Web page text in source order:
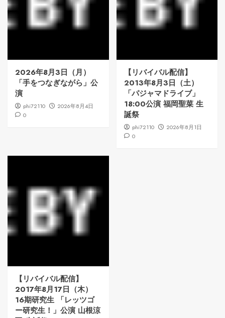
2026年8月3日（月）
「手をつなぎながら」公
演
phi72110
2026年8月4日
0
【リバイバル配信】
2013年8月3日（土）
「パジャマドライブ」
18:00公演 福岡聖菜 生
誕祭
phi72110
2026年8月1日
0
【リバイバル配信】
2017年8月17日（木）
16期研究生 「レッツゴ
ー研究生！」公演 山根涼